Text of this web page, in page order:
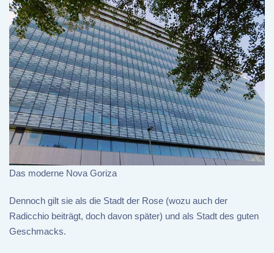
Das moderne Nova Goriza
Dennoch gilt sie als die Stadt der Rose (wozu auch der
Radicchio beiträgt, doch davon später) und als Stadt des guten
Geschmacks.